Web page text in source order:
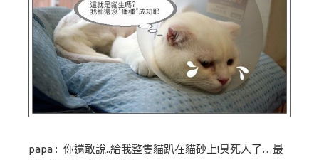
papa : 你還敢說..給我整隻貓趴在貓砂上!臭死人了…最